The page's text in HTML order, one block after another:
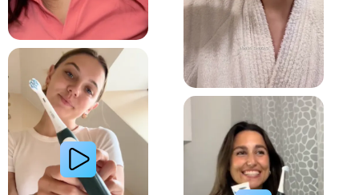
Lire la vidéo : La routine du matin d’une jeune femme avec le système de brosse à dents
Lire la vidéo : Le secret d’une jeune femme